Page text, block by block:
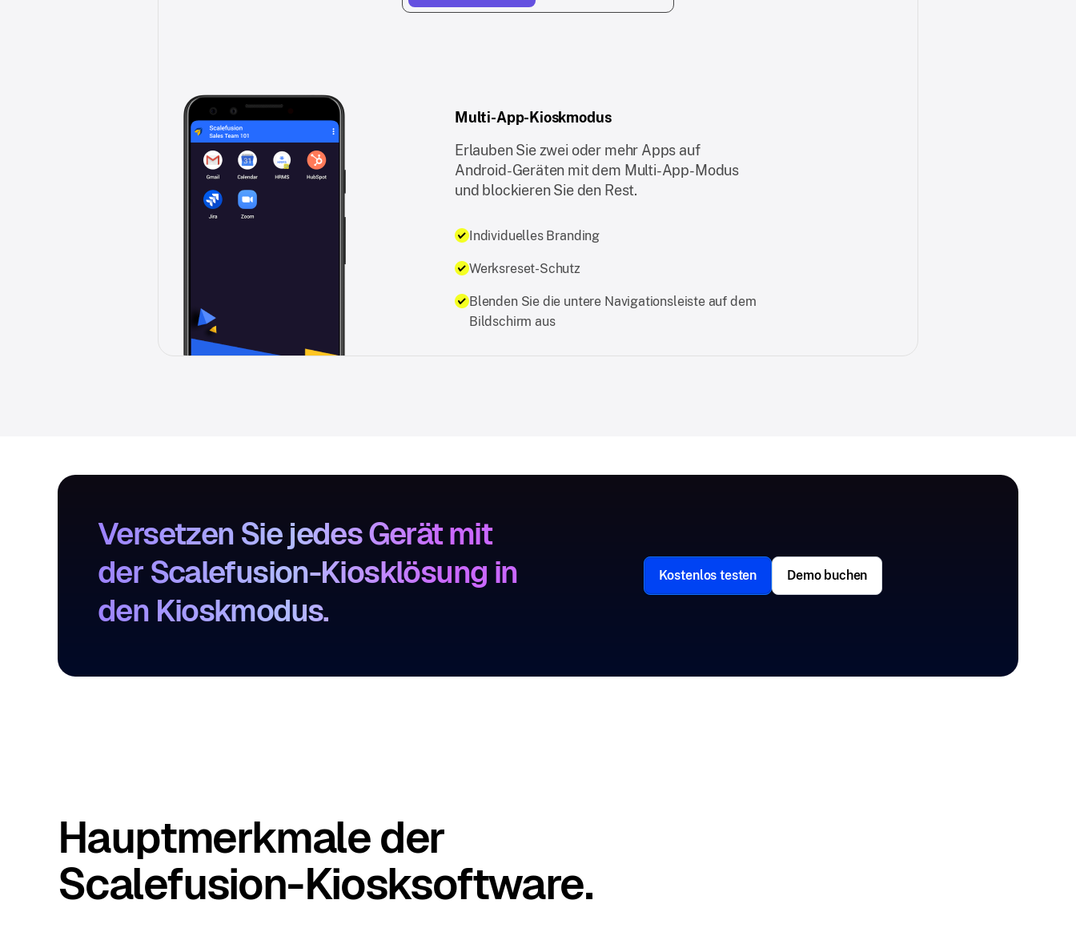
Multi-App-Kioskmodus
Erlauben Sie zwei oder mehr Apps auf
Android-Geräten mit dem Multi-App-Modus
und blockieren Sie den Rest.
Individuelles Branding
Werksreset-Schutz
Blenden Sie die untere Navigationsleiste auf dem
Bildschirm aus
Versetzen Sie jedes Gerät mit
der Scalefusion-Kiosklösung in
den Kioskmodus.
Kostenlos testen Demo buchen
Hauptmerkmale der
Scalefusion-Kiosksoftware.